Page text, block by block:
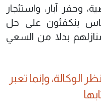
آبار، واستئجار
ينكفئون على حل
بدلا من السعي
الوكالة، وإنما تعبر